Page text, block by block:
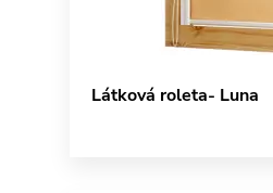
Látková roleta- Luna